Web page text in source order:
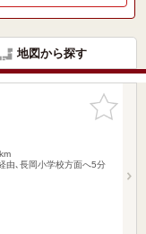
地図から探す
お気に入
りに追加
由､長岡小学校方面へ5分